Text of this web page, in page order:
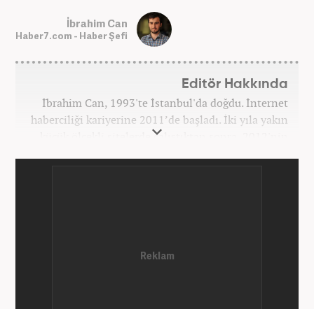
İbrahim Can
Haber7.com - Haber Şefi
Editör Hakkında
İbrahim Can, 1993'te İstanbul'da doğdu. İnternet
haberciliği kariyerine 2011’de başladı. İki yıla yakın
küçük ölçekli sitelerde çalıştıktan sonra, 2012'nin
Yeni Şafak'ta kültür sanat, eğitim ve siyaset alanları